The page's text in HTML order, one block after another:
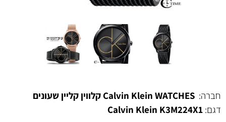
חברה: Calvin Klein WATCHES קלווין קליין שעונים
דגם:
Calvin Klein K3M224X1